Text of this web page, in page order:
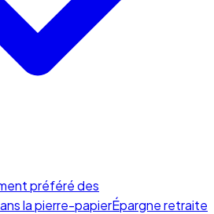
préféré des
la pierre-papierÉpargne retraite